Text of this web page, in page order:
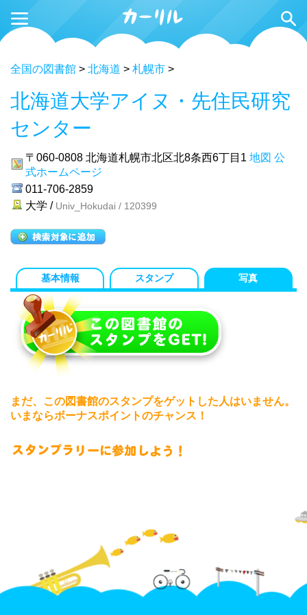
全国の図書館 > 北海道 > 札幌市 >
北海道大学アイヌ・先住民研究
センター
〒060-0808 北海道札幌市北区北8条西6丁目1 地図 公
式ホームページ
011-706-2859
大学 / Univ_Hokudai / 120399
基本情報 スタンプ 写真
まだ、この図書館のスタンプをゲットした人はいません。
いまならボーナスポイントのチャンス！